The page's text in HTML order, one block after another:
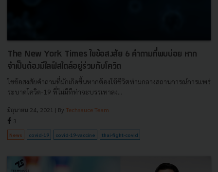
The New York Times ไขข้อสงสัย 6 คำถามที่พบบ่อย หาก
จำเป็นต้องมีไลฟ์สไตล์อยู่ร่วมกับโควิด
ไขข้อสงสัยคำถามที่มักเกิดขึ้นหากต้องใช้ชีวิตท่ามกลางสถานการณ์การแพร่
ระบาดโควิด-19 ที่ไม่มีทีท่าจะบรรเทาลง...
มิถุนายน 24, 2021 | By Techsauce Team
3
News covid-19 covid-19-vaccine thai-fight-covid